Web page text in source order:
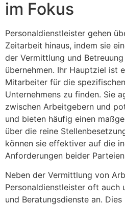
im Fokus
Personaldienstleister gehen
Zeitarbeit hinaus, indem sie
der Vermittlung und
übernehmen. Ihr Hauptziel ist
Mitarbeiter für die
Unternehmens zu finden. Sie
zwischen Arbeitgebern und
und bieten häufig einen
über die reine
können sie effektiver auf die
Anforderungen beider
Neben der Vermittlung von
Personaldienstleister oft auch
und Beratungsdienste an.